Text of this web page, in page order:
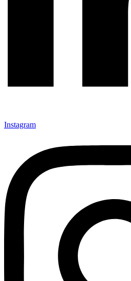
Instagram